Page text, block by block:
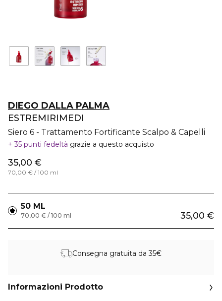
DIEGO DALLA PALMA
ESTREMIRIMEDI
Siero 6 - Trattamento Fortificante Scalpo & Capelli
35 punti fedeltà grazie a questo acquisto
35,00 €
70,00 € / 100 ml
50 ML
35,00 €
70,00 € / 100 ml
Consegna gratuita da 35€
Informazioni Prodotto